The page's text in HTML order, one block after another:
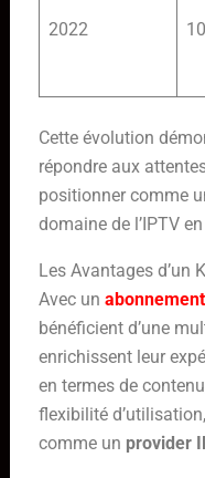
2022
Cette évolution
répondre aux
positionner comme
domaine de l’IPTV
Les Avantages d’un
Avec un
bénéficient d’une
enrichissent leur
en termes de
flexibilité
comme un provider